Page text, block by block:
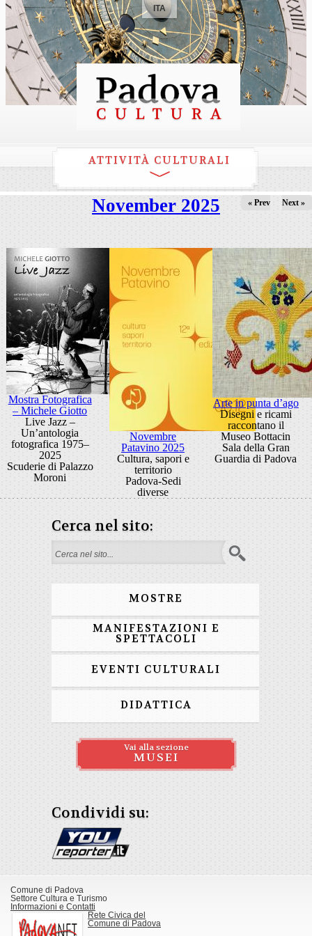
ITA
ATTIVITÀ CULTURALI
November 2025 « Prev Next »
Mostra Fotografica
– Michele Giotto
Live Jazz –
Un’antologia
fotografica 1975–
2025
Scuderie di Palazzo
Moroni
Novembre
Patavino 2025
Cultura, sapori e
territorio
Padova-Sedi
diverse
Arte in punta d’ago
Disegni e ricami
raccontano il
Museo Bottacin
Sala della Gran
Guardia di Padova
Cerca nel sito:
Search form
MOSTRE
MANIFESTAZIONI E
SPETTACOLI
EVENTI CULTURALI
DIDATTICA
Vai alla sezione
MUSEI
Condividi su:
Comune di Padova
Settore Cultura e Turismo
Informazioni e Contatti
Rete Civica del
Comune di Padova